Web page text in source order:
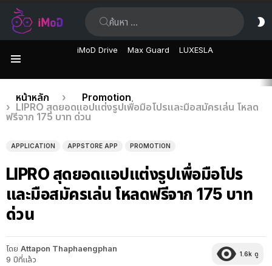
iMoD Drive Max Guard LUXESLA
เรื่อง
ล่าสุด
คุณอยู่ที่นี่:
หน้าหลัก
Promotion
LIPRO สุดยอดแอปแต่งรูปเพื่อมือโปรและมือสมัครเล่น​ โหลด
ฟรีจาก 175 บาท ด่วน
APPLICATION APPSTORE APP PROMOTION
LIPRO สุดยอดแอปแต่งรูปเพื่อมือโปร
และมือสมัครเล่น​ โหลดฟรีจาก 175 บาท
ด่วน
โดย Attapon Thaphaengphan
9 ปีที่แล้ว
1.6k ดู